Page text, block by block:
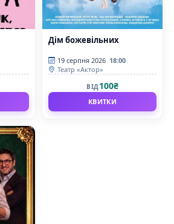
Дім божевільних
19 серпня 2026 18:00
Театр «Актор»
ВІД100₴
КВИТКИ